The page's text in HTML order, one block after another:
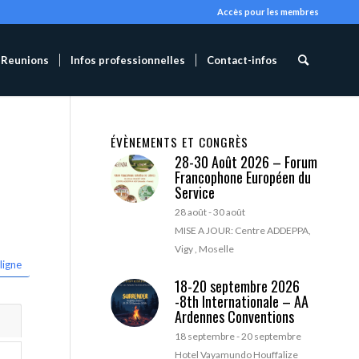
Accès pour les membres
Reunions Infos professionnelles Contact-infos
ÉVÈNEMENTS ET CONGRÈS
28-30 Août 2026 – Forum
Francophone Européen du
Service
28 août-30 août
MISE A JOUR: Centre ADDEPPA,
Vigy , Moselle
18-20 septembre 2026
-8th Internationale – AA
Ardennes Conventions
18 septembre-20 septembre
Hotel Vayamundo Houffalize